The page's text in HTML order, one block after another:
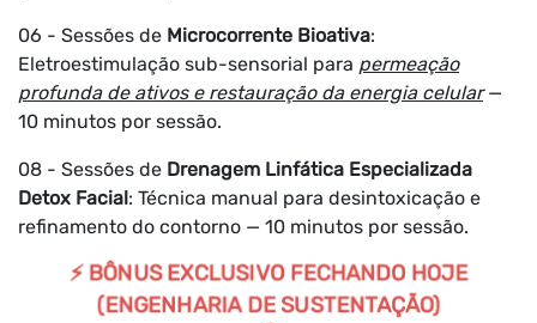
06 - Sessões de Microcorrente Bioativa:
Eletroestimulação sub-sensorial para permeação
profunda de ativos e restauração da energia celular—
10 minutos por sessão.
08 - Sessões de Drenagem Linfática Especializada
Detox Facial: Técnica manual para desintoxicação e
refinamento do contorno — 10 minutos por sessão.
⚡ BÔNUS EXCLUSIVO FECHANDO HOJE
(ENGENHARIA DE SUSTENTAÇÃO)